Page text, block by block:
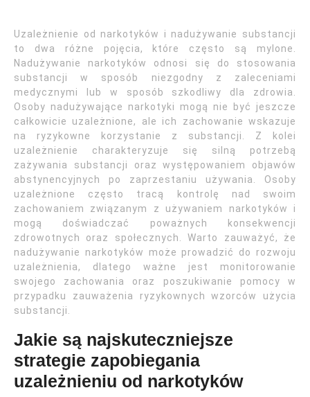
Uzależnienie od narkotyków i nadużywanie substancji
to dwa różne pojęcia, które często są mylone.
Nadużywanie narkotyków odnosi się do stosowania
substancji w sposób niezgodny z zaleceniami
medycznymi lub w sposób szkodliwy dla zdrowia.
Osoby nadużywające narkotyki mogą nie być jeszcze
całkowicie uzależnione, ale ich zachowanie wskazuje
na ryzykowne korzystanie z substancji. Z kolei
uzależnienie charakteryzuje się silną potrzebą
zażywania substancji oraz występowaniem objawów
abstynencyjnych po zaprzestaniu używania. Osoby
uzależnione często tracą kontrolę nad swoim
zachowaniem związanym z używaniem narkotyków i
mogą doświadczać poważnych konsekwencji
zdrowotnych oraz społecznych. Warto zauważyć, że
nadużywanie narkotyków może prowadzić do rozwoju
uzależnienia, dlatego ważne jest monitorowanie
swojego zachowania oraz poszukiwanie pomocy w
przypadku zauważenia ryzykownych wzorców użycia
substancji.
Jakie są najskuteczniejsze
strategie zapobiegania
uzależnieniu od narkotyków